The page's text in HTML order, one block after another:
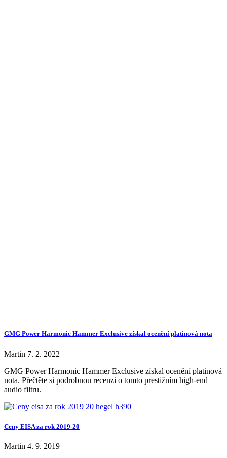
GMG Power Harmonic Hammer Exclusive získal ocenění platinová nota
Martin 7. 2. 2022
GMG Power Harmonic Hammer Exclusive získal ocenění platinová
nota. Přečtěte si podrobnou recenzi o tomto prestižním high-end
audio filtru.
Ceny EISA za rok 2019-20
Martin 4. 9. 2019